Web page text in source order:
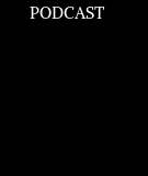
PODCAST